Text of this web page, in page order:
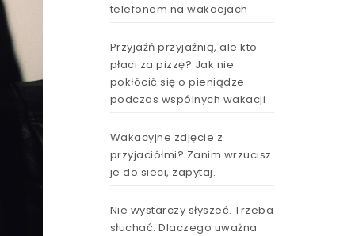
telefonem na wakacjach
Przyjaźń przyjaźnią, ale kto
płaci za pizzę? Jak nie
pokłócić się o pieniądze
podczas wspólnych wakacji
Wakacyjne zdjęcie z
przyjaciółmi? Zanim wrzucisz
je do sieci, zapytaj.
Nie wystarczy słyszeć. Trzeba
słuchać. Dlaczego uważna